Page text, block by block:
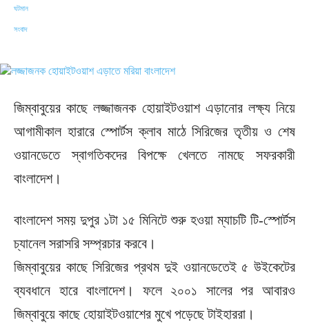
জিম্বাবুয়ের কাছে লজ্জাজনক হোয়াইটওয়াশ এড়ানোর লক্ষ্য নিয়ে
আগামীকাল হারারে স্পোর্টস ক্লাব মাঠে সিরিজের তৃতীয় ও শেষ
ওয়ানডেতে স্বাগতিকদের বিপক্ষে খেলতে নামছে সফরকারী
বাংলাদেশ।
বাংলাদেশ সময় দুপুর ১টা ১৫ মিনিটে শুরু হওয়া ম্যাচটি টি-স্পোর্টস
চ্যানেল সরাসরি সম্প্রচার করবে।
জিম্বাবুয়ের কাছে সিরিজের প্রথম দুই ওয়ানডেতেই ৫ উইকেটের
ব্যবধানে হারে বাংলাদেশ। ফলে ২০০১ সালের পর আবারও
জিম্বাবুয়ে কাছে হোয়াইটওয়াশের মুখে পড়েছে টাইহাররা।